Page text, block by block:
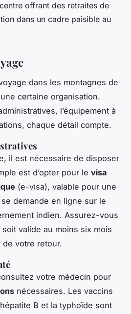
offrant des retraites de
dans un cadre paisible au
dans les montagnes de
certaine organisation.
l’équipement à
chaque détail compte.
il est nécessaire de disposer
est d’opter pour le visa
(e-visa), valable pour une
demande en ligne sur le
indien. Assurez-vous
soit valide au moins six mois
de votre retour.
votre médecin pour
nécessaires. Les vaccins
B et la typhoïde sont